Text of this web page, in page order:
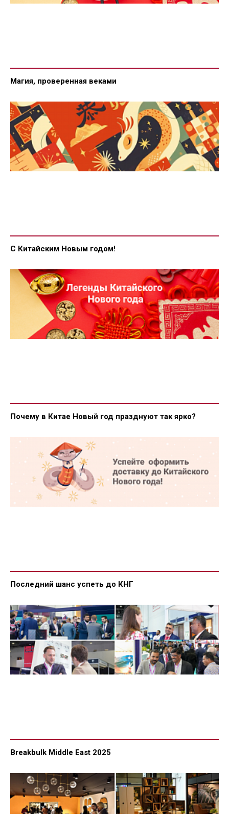
Магия, проверенная веками
С Китайским Новым годом!
Почему в Китае Новый год празднуют так ярко?
Последний шанс успеть до КНГ
Breakbulk Middle East 2025